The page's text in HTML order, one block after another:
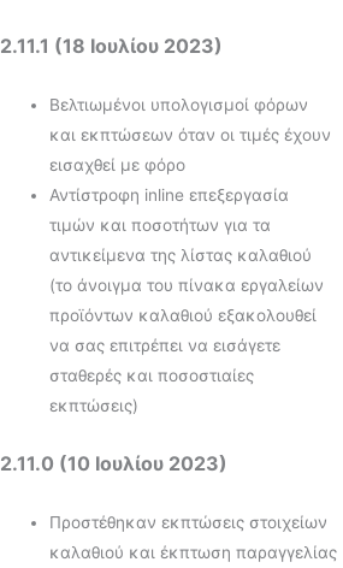
2.11.1 (18 Ιουλίου 2023)
Βελτιωμένοι υπολογισμοί φόρων
και εκπτώσεων όταν οι τιμές έχουν
εισαχθεί με φόρο
Αντίστροφη inline επεξεργασία
τιμών και ποσοτήτων για τα
αντικείμενα της λίστας καλαθιού
(το άνοιγμα του πίνακα εργαλείων
προϊόντων καλαθιού εξακολουθεί
να σας επιτρέπει να εισάγετε
σταθερές και ποσοστιαίες
εκπτώσεις)
2.11.0 (10 Ιουλίου 2023)
Προστέθηκαν εκπτώσεις στοιχείων
καλαθιού και έκπτωση παραγγελίας